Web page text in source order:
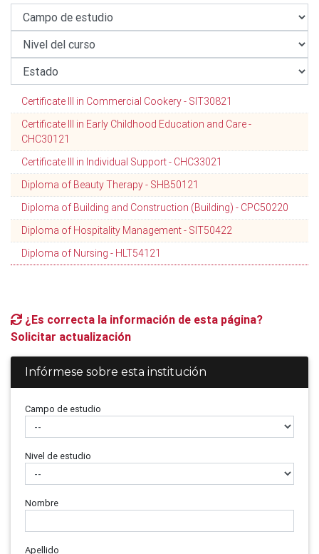
Certificate III in Commercial Cookery - SIT30821
Certificate III in Early Childhood Education and Care -
CHC30121
Certificate III in Individual Support - CHC33021
Diploma of Beauty Therapy - SHB50121
Diploma of Building and Construction (Building) - CPC50220
Diploma of Hospitality Management - SIT50422
Diploma of Nursing - HLT54121
¿Es correcta la información de esta página?
Solicitar actualización
Infórmese sobre esta institución
Campo de estudio
Nivel de estudio
Nombre
Apellido